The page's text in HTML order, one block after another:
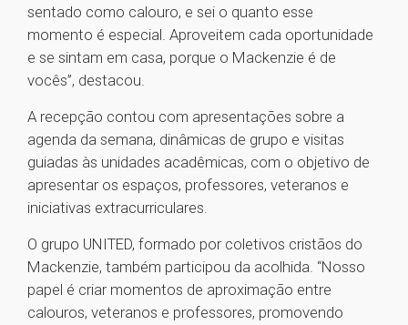
sentado como calouro, e sei o quanto esse
momento é especial. Aproveitem cada oportunidade
e se sintam em casa, porque o Mackenzie é de
vocês”, destacou.
A recepção contou com apresentações sobre a
agenda da semana, dinâmicas de grupo e visitas
guiadas às unidades acadêmicas, com o objetivo de
apresentar os espaços, professores, veteranos e
iniciativas extracurriculares.
O grupo UNITED, formado por coletivos cristãos do
Mackenzie, também participou da acolhida. “Nosso
papel é criar momentos de aproximação entre
calouros, veteranos e professores, promovendo